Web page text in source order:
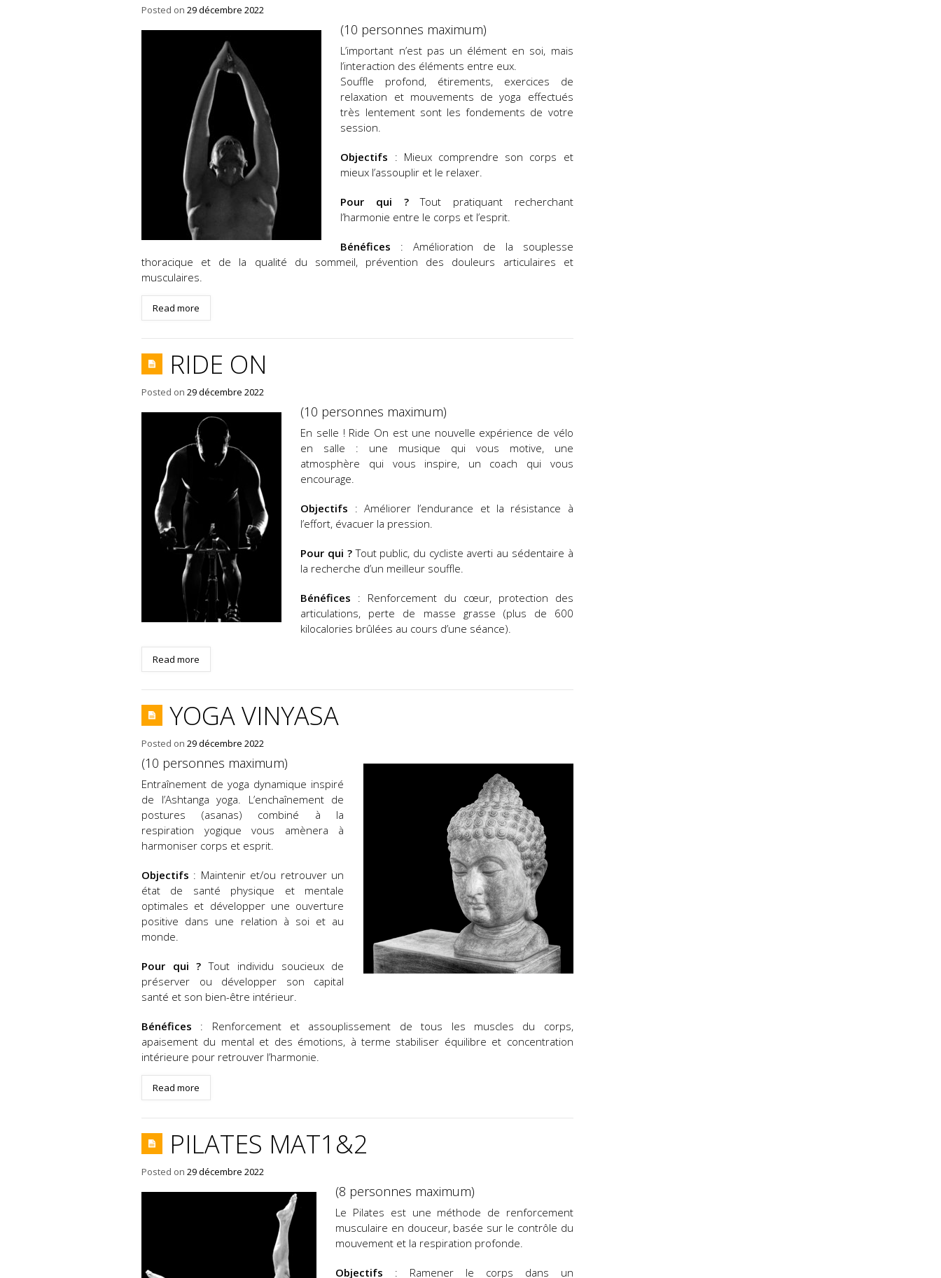
Posted on 29 décembre 2022
(10 personnes maximum)
L’important n’est pas un élément en soi, mais
l’interaction des éléments entre eux.
Souffle profond, étirements, exercices de
relaxation et mouvements de yoga effectués
très lentement sont les fondements de votre
session.
Objectifs : Mieux comprendre son corps et
mieux l’assouplir et le relaxer.
Pour qui ?Tout pratiquant recherchant
l’harmonie entre le corps et l’esprit.
Bénéfices : Amélioration de la souplesse
thoracique et de la qualité du sommeil, prévention des douleurs articulaires et
musculaires.
Read more
RIDE ON
Posted on 29 décembre 2022
(10 personnes maximum)
En selle ! Ride On est une nouvelle expérience de vélo
en salle : une musique qui vous motive, une
atmosphère qui vous inspire, un coach qui vous
encourage.
Objectifs : Améliorer l’endurance et la résistance à
l’effort, évacuer la pression.
Pour qui ?Tout public, du cycliste averti au sédentaire à
la recherche d’un meilleur souffle.
Bénéfices : Renforcement du cœur, protection des
articulations, perte de masse grasse (plus de 600
kilocalories brûlées au cours d’une séance).
Read more
YOGA VINYASA
Posted on 29 décembre 2022
(10 personnes maximum)
Entraînement de yoga dynamique inspiré
de l’Ashtanga yoga. L’enchaînement de
postures (asanas) combiné à la
respiration yogique vous amènera à
harmoniser corps et esprit.
Objectifs : Maintenir et/ou retrouver un
état de santé physique et mentale
optimales et développer une ouverture
positive dans une relation à soi et au
monde.
Pour qui ? Tout individu soucieux de
préserver ou développer son capital
santé et son bien-être intérieur.
Bénéfices : Renforcement et assouplissement de tous les muscles du corps,
apaisement du mental et des émotions, à terme stabiliser équilibre et concentration
intérieure pour retrouver l’harmonie.
Read more
PILATES MAT1&2
Posted on 29 décembre 2022
(8 personnes maximum)
Le Pilates est une méthode de renforcement
musculaire en douceur, basée sur le contrôle du
mouvement et la respiration profonde.
Objectifs : Ramener le corps dans un